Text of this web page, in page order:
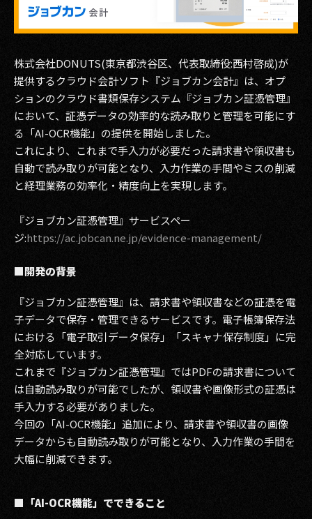
2026
2025
2024
2023
2022
2021
2020
2018
2017
2016
2015
2014
PRIVACY POLICY
株式会社DONUTS(東京都渋谷区、代表取締役:西村啓成)が
提供するクラウド会計ソフト『ジョブカン会計』は、オプ
ションのクラウド書類保存システム『ジョブカン証憑管理』
において、証憑データの効率的な読み取りと管理を可能にす
る「AI-OCR機能」の提供を開始しました。
これにより、これまで手入力が必要だった請求書や領収書も
自動で読み取りが可能となり、入力作業の手間やミスの削減
と経理業務の効率化・精度向上を実現します。
『ジョブカン証憑管理』サービスペー
ジ:https://ac.jobcan.ne.jp/evidence-management/
■開発の背景
『ジョブカン証憑管理』は、請求書や領収書などの証憑を電
子データで保存・管理できるサービスです。電子帳簿保存法
における「電子取引データ保存」「スキャナ保存制度」に完
全対応しています。
これまで『ジョブカン証憑管理』ではPDFの請求書について
は自動読み取りが可能でしたが、領収書や画像形式の証憑は
手入力する必要がありました。
今回の「AI-OCR機能」追加により、請求書や領収書の画像
データからも自動読み取りが可能となり、入力作業の手間を
大幅に削減できます。
■「AI-OCR機能」でできること